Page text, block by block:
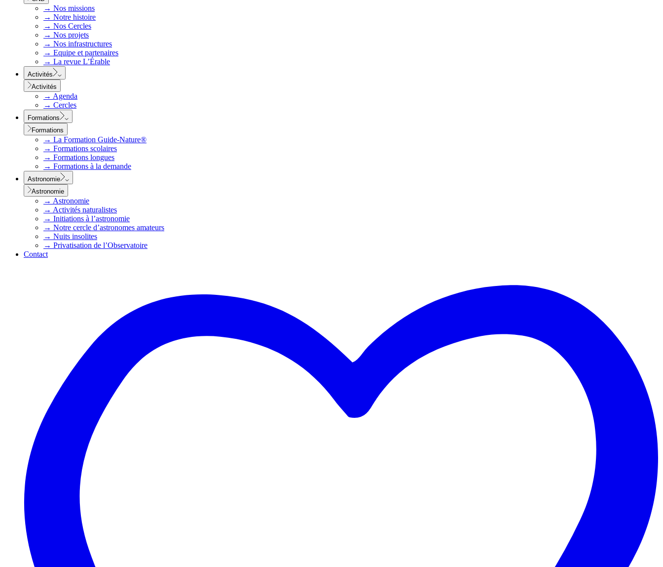
→ Nos missions
→ Notre histoire
→ Nos Cercles
→ Nos projets
→ Nos infrastructures
→ Equipe et partenaires
→ La revue L’Érable
Activités
Activités
→ Agenda
→ Cercles
Formations
Formations
→ La Formation Guide-Nature®
→ Formations scolaires
→ Formations longues
→ Formations à la demande
Astronomie
Astronomie
→ Astronomie
→ Activités naturalistes
→ Initiations à l’astronomie
→ Notre cercle d’astronomes amateurs
→ Nuits insolites
→ Privatisation de l’Observatoire
Contact